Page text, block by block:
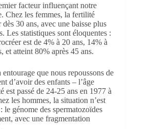
facteur influençant notre
Chez les femmes, la fertilité
30 ans, avec une baisse plus
Les statistiques sont éloquentes :
est de 4% à 20 ans, 14% à
et atteint 80% après 45 ans.
entourage que nous repoussons de
d’avoir des enfants – l’âge
est passé de 24-25 ans en 1977 à
les hommes, la situation n’est
le génome des spermatozoïdes
avec une fragmentation